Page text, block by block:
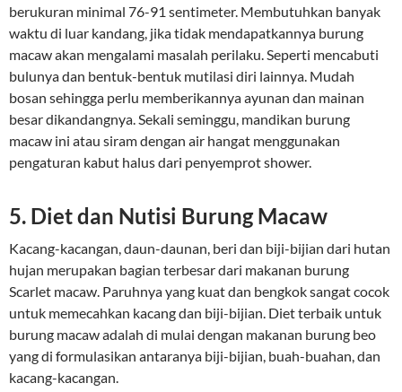
berukuran minimal 76-91 sentimeter. Membutuhkan banyak
waktu di luar kandang, jika tidak mendapatkannya burung
macaw akan mengalami masalah perilaku. Seperti mencabuti
bulunya dan bentuk-bentuk mutilasi diri lainnya. Mudah
bosan sehingga perlu memberikannya ayunan dan mainan
besar dikandangnya. Sekali seminggu, mandikan burung
macaw ini atau siram dengan air hangat menggunakan
pengaturan kabut halus dari penyemprot shower.
5. Diet dan Nutisi Burung Macaw
Kacang-kacangan, daun-daunan, beri dan biji-bijian dari hutan
hujan merupakan bagian terbesar dari makanan burung
Scarlet macaw. Paruhnya yang kuat dan bengkok sangat cocok
untuk memecahkan kacang dan biji-bijian. Diet terbaik untuk
burung macaw adalah di mulai dengan makanan burung beo
yang di formulasikan antaranya biji-bijian, buah-buahan, dan
kacang-kacangan.